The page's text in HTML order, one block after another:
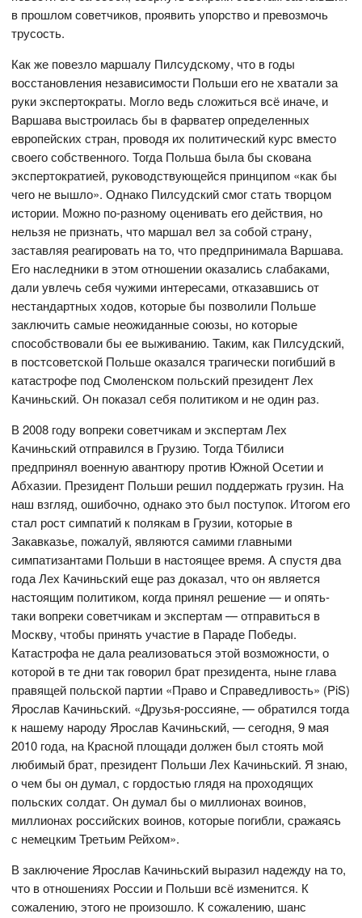
в прошлом советчиков, проявить упорство и превозмочь
трусость.
Как же повезло маршалу Пилсудскому, что в годы
восстановления независимости Польши его не хватали за
руки экспертократы. Могло ведь сложиться всё иначе, и
Варшава выстроилась бы в фарватер определенных
европейских стран, проводя их политический курс вместо
своего собственного. Тогда Польша была бы скована
экспертократией, руководствующейся принципом «как бы
чего не вышло». Однако Пилсудский смог стать творцом
истории. Можно по-разному оценивать его действия, но
нельзя не признать, что маршал вел за собой страну,
заставляя реагировать на то, что предпринимала Варшава.
Его наследники в этом отношении оказались слабаками,
дали увлечь себя чужими интересами, отказавшись от
нестандартных ходов, которые бы позволили Польше
заключить самые неожиданные союзы, но которые
способствовали бы ее выживанию. Таким, как Пилсудский,
в постсоветской Польше оказался трагически погибший в
катастрофе под Смоленском польский президент Лех
Качиньский. Он показал себя политиком и не один раз.
В 2008 году вопреки советчикам и экспертам Лех
Качиньский отправился в Грузию. Тогда Тбилиси
предпринял военную авантюру против Южной Осетии и
Абхазии. Президент Польши решил поддержать грузин. На
наш взгляд, ошибочно, однако это был поступок. Итогом его
стал рост симпатий к полякам в Грузии, которые в
Закавказье, пожалуй, являются самими главными
симпатизантами Польши в настоящее время. А спустя два
года Лех Качиньский еще раз доказал, что он является
настоящим политиком, когда принял решение — и опять-
таки вопреки советчикам и экспертам — отправиться в
Москву, чтобы принять участие в Параде Победы.
Катастрофа не дала реализоваться этой возможности, о
которой в те дни так говорил брат президента, ныне глава
правящей польской партии «Право и Справедливость» (PiS)
Ярослав Качиньский. «Друзья-россияне, — обратился тогда
к нашему народу Ярослав Качиньский, — сегодня, 9 мая
2010 года, на Красной площади должен был стоять мой
любимый брат, президент Польши Лех Качиньский. Я знаю,
о чем бы он думал, с гордостью глядя на проходящих
польских солдат. Он думал бы о миллионах воинов,
миллионах российских воинов, которые погибли, сражаясь
с немецким Третьим Рейхом».
В заключение Ярослав Качиньский выразил надежду на то,
что в отношениях России и Польши всё изменится. К
сожалению, этого не произошло. К сожалению, шанс